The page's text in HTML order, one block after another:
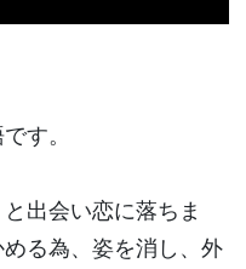
す。
出会い恋に落ちま
る為、姿を消し、外